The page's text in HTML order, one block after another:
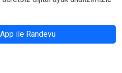
ile Randevu